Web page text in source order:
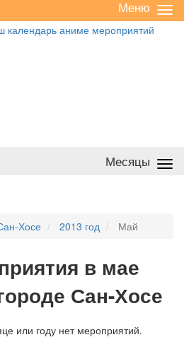
/
Меню
Месяцы
Хосе 2013 год Май
в мае
Сан-Хосе
или году нет мероприятий.